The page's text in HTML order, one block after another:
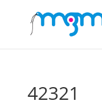
42321